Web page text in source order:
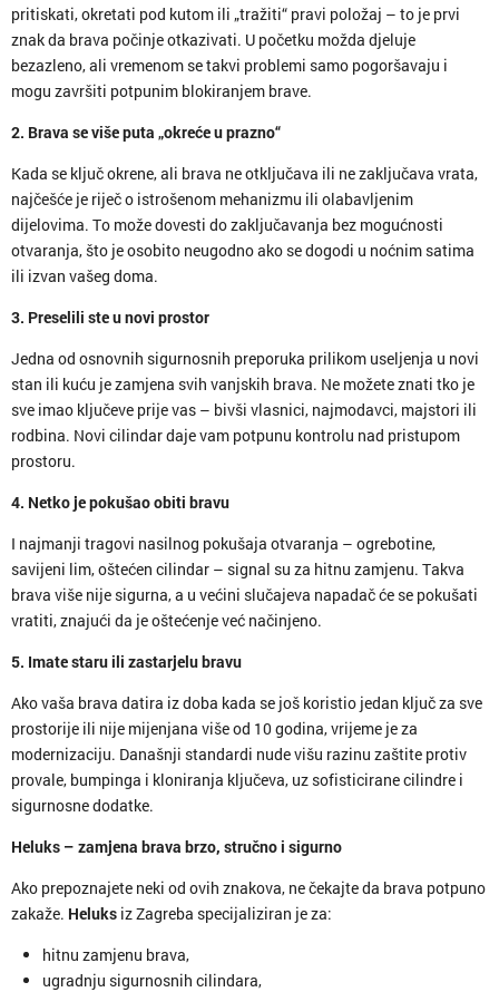
pritiskati, okretati pod kutom ili „tražiti“ pravi položaj – to je prvi
znak da brava počinje otkazivati. U početku možda djeluje
bezazleno, ali vremenom se takvi problemi samo pogoršavaju i
mogu završiti potpunim blokiranjem brave.
2. Brava se više puta „okreće u prazno“
Kada se ključ okrene, ali brava ne otključava ili ne zaključava vrata,
najčešće je riječ o istrošenom mehanizmu ili olabavljenim
dijelovima. To može dovesti do zaključavanja bez mogućnosti
otvaranja, što je osobito neugodno ako se dogodi u noćnim satima
ili izvan vašeg doma.
3. Preselili ste u novi prostor
Jedna od osnovnih sigurnosnih preporuka prilikom useljenja u novi
stan ili kuću je zamjena svih vanjskih brava. Ne možete znati tko je
sve imao ključeve prije vas – bivši vlasnici, najmodavci, majstori ili
rodbina. Novi cilindar daje vam potpunu kontrolu nad pristupom
prostoru.
4. Netko je pokušao obiti bravu
I najmanji tragovi nasilnog pokušaja otvaranja – ogrebotine,
savijeni lim, oštećen cilindar – signal su za hitnu zamjenu. Takva
brava više nije sigurna, a u većini slučajeva napadač će se pokušati
vratiti, znajući da je oštećenje već načinjeno.
5. Imate staru ili zastarjelu bravu
Ako vaša brava datira iz doba kada se još koristio jedan ključ za sve
prostorije ili nije mijenjana više od 10 godina, vrijeme je za
modernizaciju. Današnji standardi nude višu razinu zaštite protiv
provale, bumpinga i kloniranja ključeva, uz sofisticirane cilindre i
sigurnosne dodatke.
Heluks – zamjena brava brzo, stručno i sigurno
Ako prepoznajete neki od ovih znakova, ne čekajte da brava potpuno
zakaže. Heluks iz Zagreba specijaliziran je za:
hitnu zamjenu brava,
ugradnju sigurnosnih cilindara,